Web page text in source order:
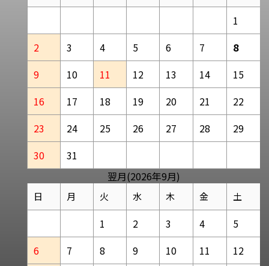
1
2
3 4 5 6 7
8
9
10 11 12 13 14
15
16
17 18 19 20 21
22
23
24 25 26 27 28
29
30
31
翌月(2026年9月)
日 月 火 水 木 金 土
1 2 3 4
5
6
7 8 9 10 11
12